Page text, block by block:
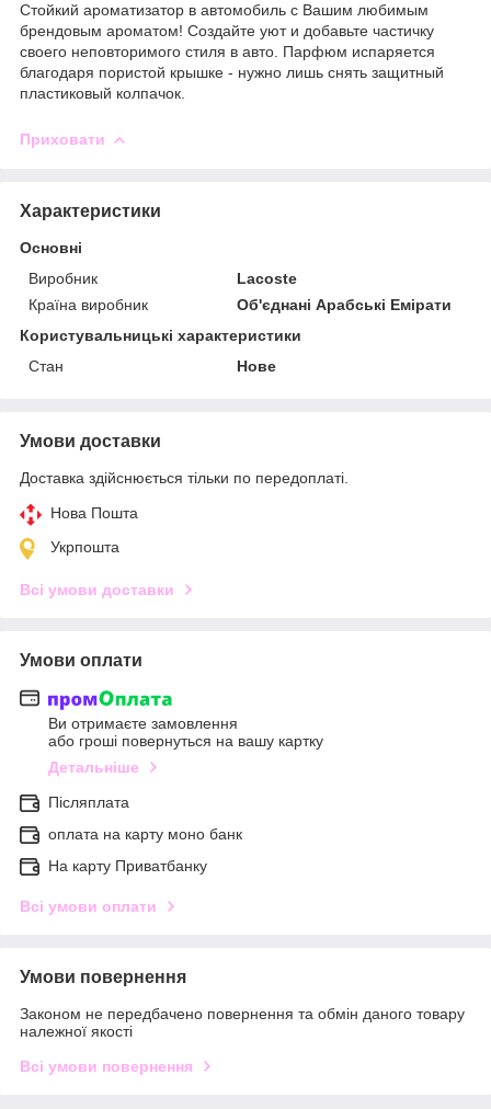
Стойкий ароматизатор в автомобиль с Вашим любимым
брендовым ароматом! Создайте уют и добавьте частичку
своего неповторимого стиля в авто. Парфюм испаряется
благодаря пористой крышке - нужно лишь снять защитный
пластиковый колпачок.
Приховати
Характеристики
Основні
Виробник
Lacoste
Країна виробник
Об'єднані Арабські Емірати
Користувальницькі характеристики
Стан
Нове
Умови доставки
Доставка здійснюється тільки по передоплаті.
Нова Пошта
Укрпошта
Всі умови доставки
Умови оплати
Ви отримаєте замовлення
або гроші повернуться на вашу картку
Детальніше
Післяплата
оплата на карту моно банк
На карту Приватбанку
Всі умови оплати
Умови повернення
Законом не передбачено повернення та обмін даного товару
належної якості
Всі умови повернення